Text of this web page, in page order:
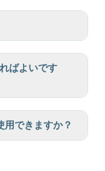
ばよいです
できますか？